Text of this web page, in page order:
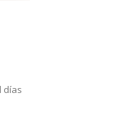
días